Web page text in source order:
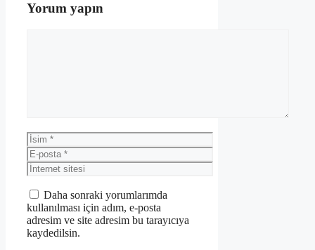
Yorum yapın
İsim
E-
posta
İnternet
sitesi
Daha sonraki yorumlarımda
kullanılması için adım, e-posta
adresim ve site adresim bu tarayıcıya
kaydedilsin.